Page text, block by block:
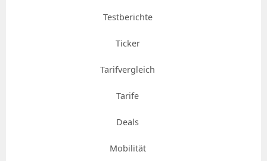
Testberichte
Ticker
Tarifvergleich
Tarife
Deals
Mobilität